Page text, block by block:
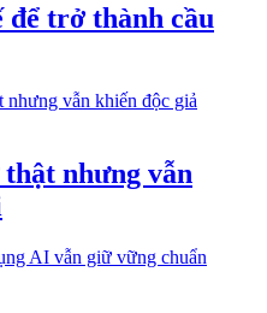
để trở thành cầu
nhưng vẫn